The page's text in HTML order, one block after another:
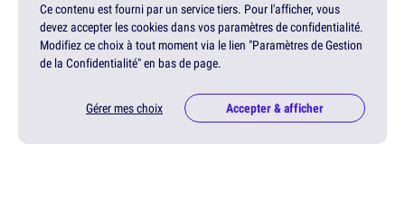
Ce contenu est fourni par un service tiers. Pour l'afficher, vous
devez accepter les cookies dans vos paramètres de confidentialité.
Modifiez ce choix à tout moment via le lien "Paramètres de Gestion
de la Confidentialité" en bas de page.
Gérer mes choix Accepter & afficher